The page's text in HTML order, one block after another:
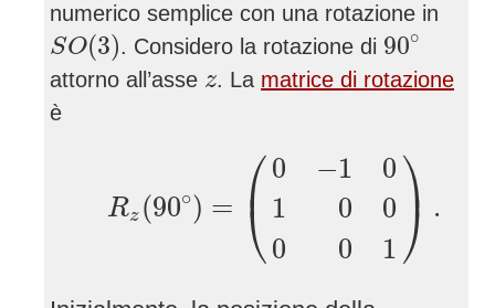
numerico semplice con una rotazione in
SO(3)
SO(3). Considero la rotazione di 90∘
90∘
attorno all’asse z
z. La matrice di rotazione
è
Rz (90∘) = ⎛
⎜
⎝
0 −1
0
1
0
0
0
0 1
⎞
⎟
⎠ .
− 1 0 − 0